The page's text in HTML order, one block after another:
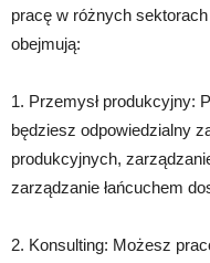
pracę w różnych
obejmują:
1. Przemysł produkcyjny:
będziesz odpowiedzialny
produkcyjnych,
zarządzanie łańcuchem
2. Konsulting: Możesz